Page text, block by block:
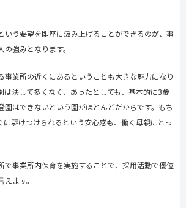
いう要望を即座に汲み上げることができるのが、事
強みとなります。
事業所の近くにあるということも大きな魅力になり
は決して多くなく、あったとしても、基本的に3歳
園はできないという園がほとんどだからです。もち
に駆けつけられるという安心感も、働く母親にとっ
で事業所内保育を実施することで、採用活動で優位
ます。